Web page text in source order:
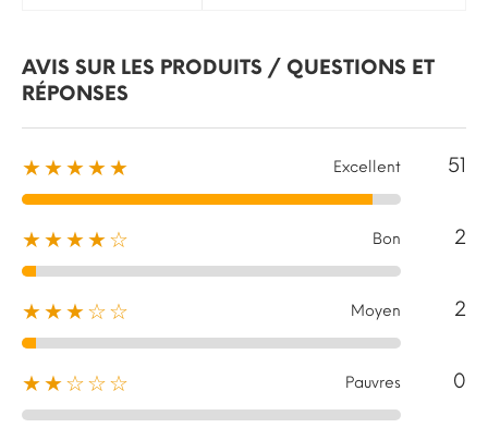
AVIS SUR LES PRODUITS / QUESTIONS ET
RÉPONSES
★★★★★ Excellent 51
★★★★☆ Bon 2
★★★☆☆ Moyen 2
★★☆☆☆ Pauvres 0